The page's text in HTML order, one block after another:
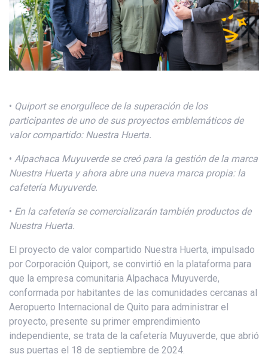
• Quiport se enorgullece de la superación de los
participantes de uno de sus proyectos emblemáticos de
valor compartido: Nuestra Huerta.
• Alpachaca Muyuverdese creó para la gestión de la marca
Nuestra Huerta y ahora abre una nueva marca propia: la
cafetería Muyuverde.
• En la cafetería se comercializarán también productos de
Nuestra Huerta.
El proyecto de valor compartido Nuestra Huerta, impulsado
por Corporación Quiport, se convirtió en la plataforma para
que la empresa comunitaria Alpachaca Muyuverde,
conformada por habitantes de las comunidades cercanas al
Aeropuerto Internacional de Quito para administrar el
proyecto, presente su primer emprendimiento
independiente, se trata de la cafetería Muyuverde, que abrió
sus puertas el 18 de septiembre de 2024.